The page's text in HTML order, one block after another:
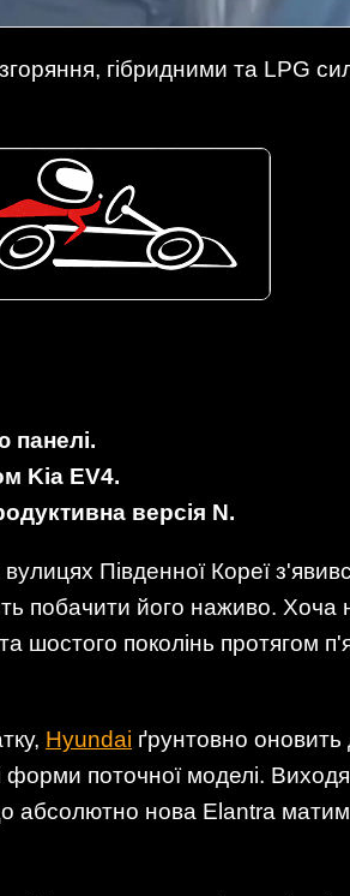
гібридними та LPG
панелі.
Kia EV4.
версія N.
Південної Кореї
побачити його наживо. Хоча
шостого поколінь протягом
Hyundai ґрунтовно оновить
форми поточної моделі.
абсолютно нова Elantra